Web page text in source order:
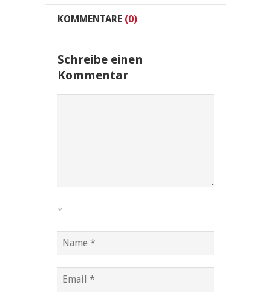
KOMMENTARE (0)
Schreibe einen
Kommentar
* =